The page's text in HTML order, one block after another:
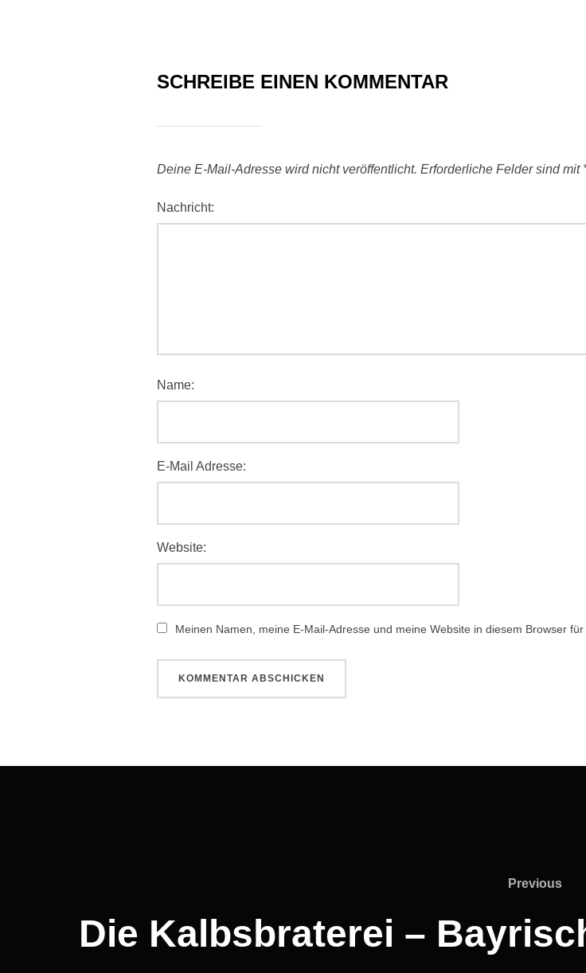
SCHREIBE EINEN KOMMENTAR
Deine E-Mail-Adresse wird nicht veröffentlicht. Erforderliche Felder sind mit
Nachricht:
Name:
E-Mail Adresse:
Website:
Meinen Namen, meine E-Mail-Adresse und meine Website in diesem Browser
Previous
Previous
Die Kalbsbraterei –